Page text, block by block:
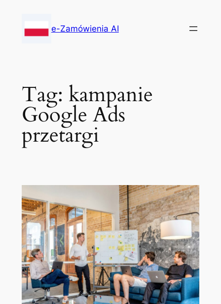
content
e-Zamówienia AI
Tag: kampanie
Google Ads
przetargi